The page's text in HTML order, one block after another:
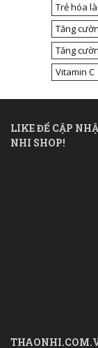
Trẻ hóa
Tăng
Tăng
Vitamin C
LIKE ĐỂ CẬP
NHI SHOP!